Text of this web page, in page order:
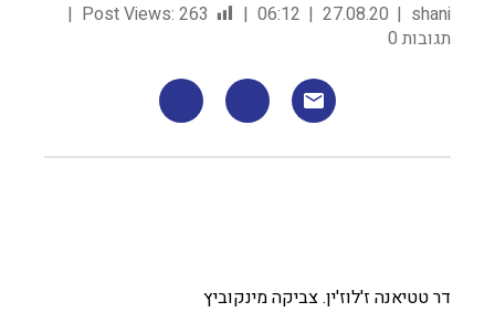
shani
27.08.20
06:12
Post Views: 263
תגובות 0
דר טטיאנה ז'לוז'ין. צביקה מינקוביץ